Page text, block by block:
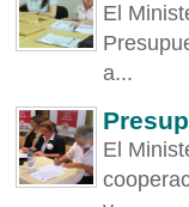
El
a...
El